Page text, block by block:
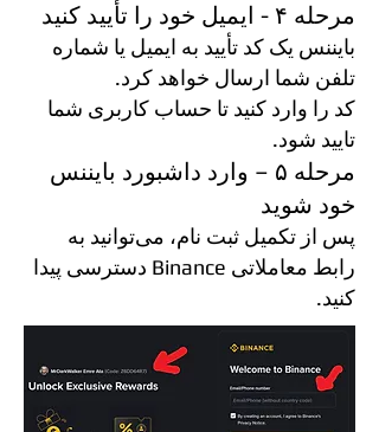
مرحله ۴ - ایمیل خود را تأیید کنید
بایننس یک کد تأیید به ایمیل یا شماره
تلفن شما ارسال خواهد کرد.
کد را وارد کنید تا حساب کاربری شما
تایید شود.
مرحله ۵ – وارد داشبورد بایننس
خود شوید
پس از تکمیل ثبت نام، می‌توانید به
رابط معاملاتی Binance دسترسی پیدا
کنید.